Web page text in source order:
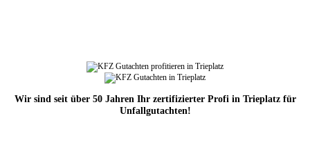
Wir sind seit über 50 Jahren Ihr zertifizierter Profi in Trieplatz für
Unfallgutachten!